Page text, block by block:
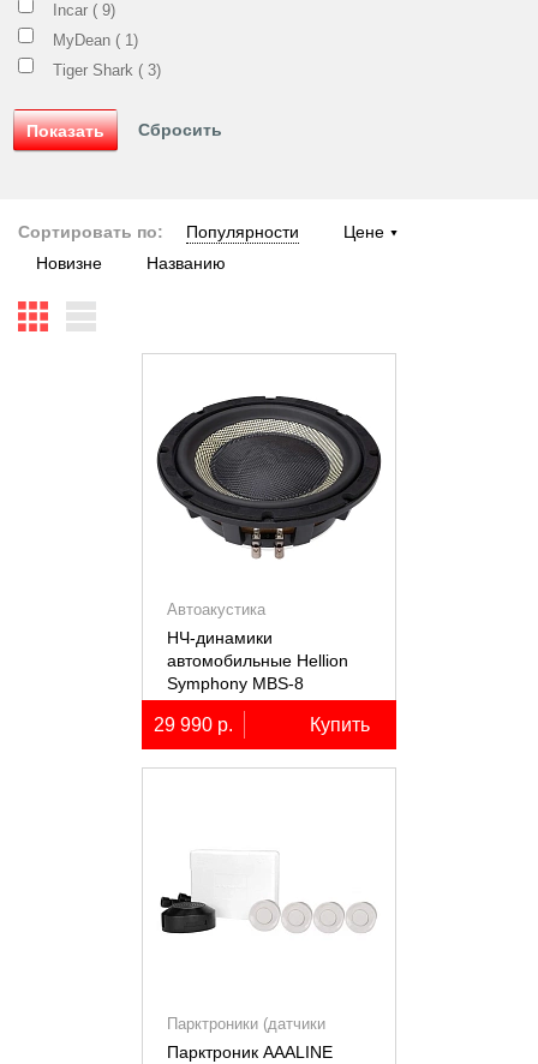
Incar ( 9)
MyDean ( 1)
Tiger Shark ( 3)
Сортировать по: Популярности
Цене
Новизне
Названию
Автоакустика
НЧ-динамики
автомобильные Hellion
Symphony MBS-8
29 990 р. Купить
Парктроники (датчики
парковки)
Парктроник AAALINE